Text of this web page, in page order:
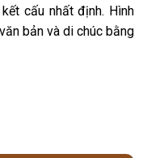
cấu nhất định. Hình
bản và di chúc bằng